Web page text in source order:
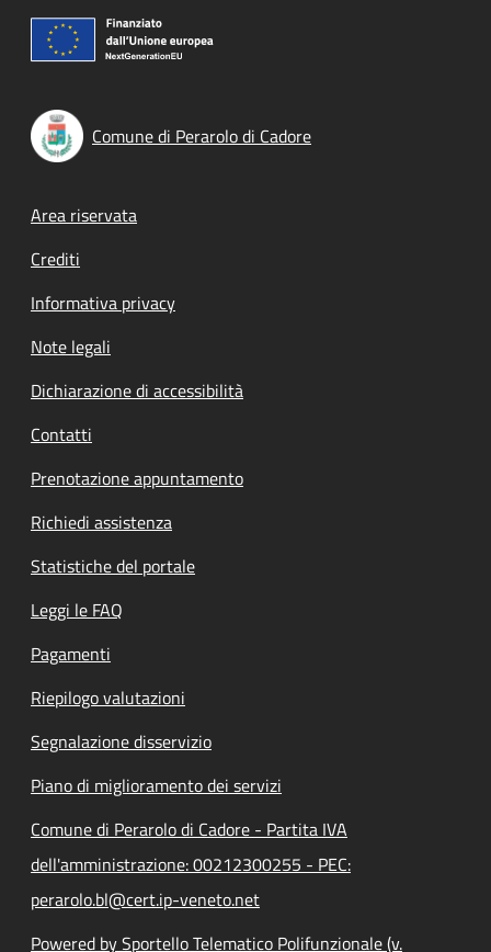
Comune di Perarolo di Cadore
Footer menu
Area riservata
Crediti
Informativa privacy
Note legali
Dichiarazione di accessibilità
Contatti
Prenotazione appuntamento
Richiedi assistenza
Statistiche del portale
Leggi le FAQ
Pagamenti
Riepilogo valutazioni
Segnalazione disservizio
Piano di miglioramento dei servizi
Comune di Perarolo di Cadore - Partita IVA
dell'amministrazione: 00212300255 - PEC:
perarolo.bl@cert.ip-veneto.net
Powered by Sportello Telematico Polifunzionale (v.